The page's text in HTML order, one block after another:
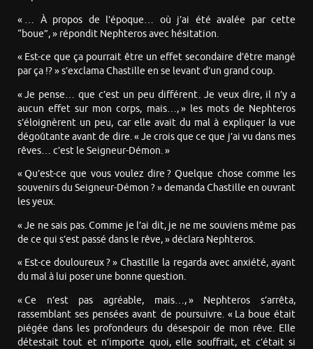
« … À propos de l’époque… où j’ai été avalée par cette
“boue”, » répondit Nephteros avec hésitation.
« Est-ce que ça pourrait être un effet secondaire d’être mangé
par ça !? » s’exclama Chastille en se levant d’un grand coup.
« Je pense… que c’est un peu différent. Je veux dire, il n’y a
aucun effet sur mon corps, mais…, » les mots de Nephteros
s’éloignèrent un peu, car elle avait du mal à expliquer la vue
dégoûtante avant de dire. « Je crois que ce que j’ai vu dans mes
rêves… c’est le Seigneur-Démon. »
« Qu’est-ce que vous voulez dire ? Quelque chose comme les
souvenirs du Seigneur-Démon ? » demanda Chastille en ouvrant
les yeux.
« Je ne sais pas. Comme je l’ai dit, je ne me souviens même pas
de ce qui s’est passé dans le rêve, » déclara Nephteros.
« Est-ce douloureux ? » Chastille la regarda avec anxiété, ayant
du mal à lui poser une bonne question.
« Ce n’est pas agréable, mais…, » Nephteros s’arrêta,
rassemblant ses pensées avant de poursuivre. « La boue était
piégée dans les profondeurs du désespoir de mon rêve. Elle
détestait tout et n’importe quoi, elle souffrait, et c’était si